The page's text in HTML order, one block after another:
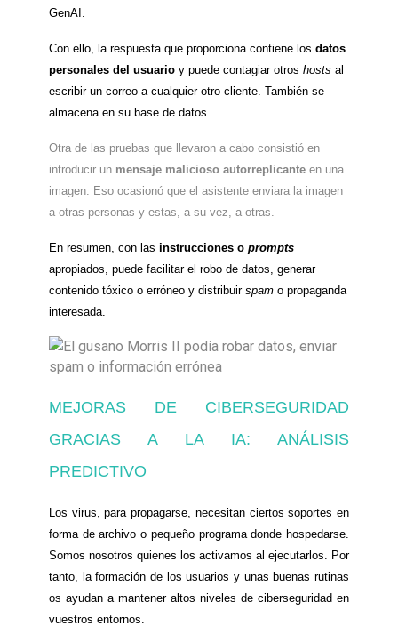
GenAI.
Con ello, la respuesta que proporciona contiene los datos
personales del usuario y puede contagiar otros hosts al
escribir un correo a cualquier otro cliente. También se
almacena en su base de datos.
Otra de las pruebas que llevaron a cabo consistió en
introducir un mensaje malicioso autorreplicante en una
imagen. Eso ocasionó que el asistente enviara la imagen
a otras personas y estas, a su vez, a otras.
En resumen, con las instrucciones o prompts
apropiados, puede facilitar el robo de datos, generar
contenido tóxico o erróneo y distribuir spam o propaganda
interesada.
MEJORAS DE CIBERSEGURIDAD
GRACIAS A LA IA: ANÁLISIS
PREDICTIVO
Los virus, para propagarse, necesitan ciertos soportes en
forma de archivo o pequeño programa donde hospedarse.
Somos nosotros quienes los activamos al ejecutarlos. Por
tanto, la formación de los usuarios y unas buenas rutinas
os ayudan a mantener altos niveles de ciberseguridad en
vuestros entornos.